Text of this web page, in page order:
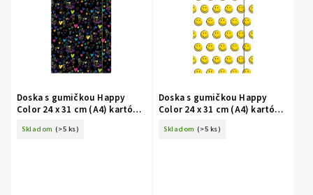
Doska s gumičkou Happy
Color 24 x 31 cm (A4) kartón -
Skladom (>5 ks)
Doska s gumičkou Happy
Color 24 x 31 cm (A4) kartón -
Skladom (>5 ks)